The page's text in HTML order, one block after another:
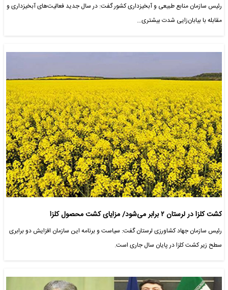
رئیس سازمان منابع طبیعی و آبخیزداری کشور گفت: در سال جدید فعالیت‌های آبخیزداری و
مقابله با بیابان‌زایی شدت بیشتری…
کشت کلزا در لرستان ۲ برابر می‌شود/ مزایای کشت محصول کلزا
رئیس سازمان جهاد کشاورزی لرستان گفت: سیاست و برنامه این سازمان افزایش دو برابری
سطح زیر کشت کلزا در پایان سال جاری است.